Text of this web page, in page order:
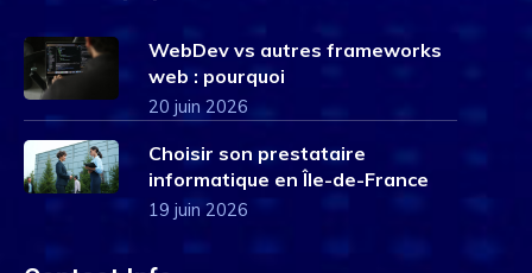
WebDev vs autres frameworks
web : pourquoi
20 juin 2026
Choisir son prestataire
informatique en Île-de-France
19 juin 2026